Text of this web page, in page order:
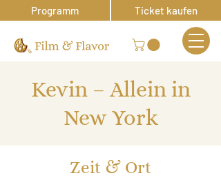
Programm Ticket kaufen
Kevin – Allein in
New York
Zeit & Ort